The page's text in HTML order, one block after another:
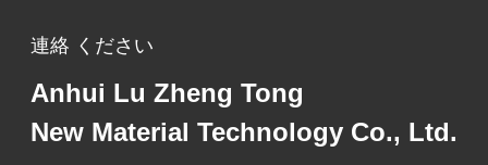
連絡 ください
Anhui Lu Zheng Tong
New Material Technology Co., Ltd.